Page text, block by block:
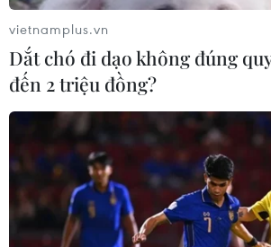
vietnamplus.vn
Dắt chó đi dạo không đúng
đến 2 triệu đồng?